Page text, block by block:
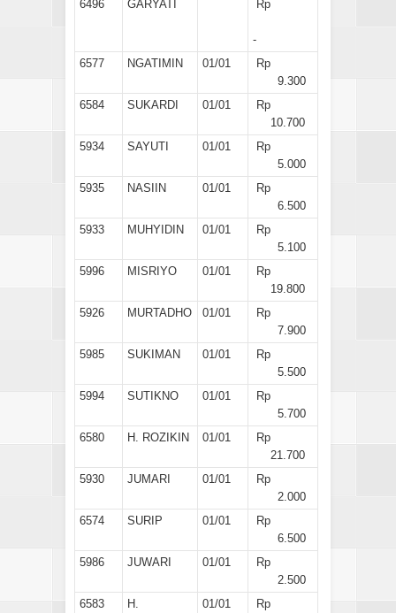
6496 GARYATI Rp
-
6577
NGATIMIN 01/01
Rp
9.300
6584
SUKARDI 01/01
Rp
10.700
5934
SAYUTI 01/01
Rp
5.000
5935
NASIIN 01/01
Rp
6.500
5933
MUHYIDIN 01/01
Rp
5.100
5996
MISRIYO 01/01
Rp
19.800
5926
MURTADHO 01/01
Rp
7.900
5985
SUKIMAN 01/01
Rp
5.500
5994
SUTIKNO 01/01
Rp
5.700
6580
H. ROZIKIN 01/01
Rp
21.700
5930
JUMARI 01/01
Rp
2.000
6574
SURIP 01/01
Rp
6.500
5986
JUWARI 01/01
Rp
2.500
6583
H.
01/01
Rp